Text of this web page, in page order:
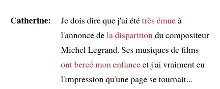
Catherine: Je dois dire que j'ai ététrès émueà
l'annonce dela disparition du compositeur
Michel Legrand. Ses musiques de films
ont bercé mon enfanceet j'ai vraiment eu
l'impression qu'une page se tournait...